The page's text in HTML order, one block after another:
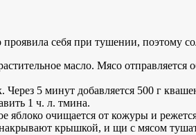
себя при тушении, поэтому
масло. Мясо отправляется
5 минут добавляется 500 г
1 ч. л. тмина.
яблоко очищается от кожуры и
крышкой, и щи с мясом